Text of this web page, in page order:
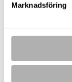
Marknadsföring